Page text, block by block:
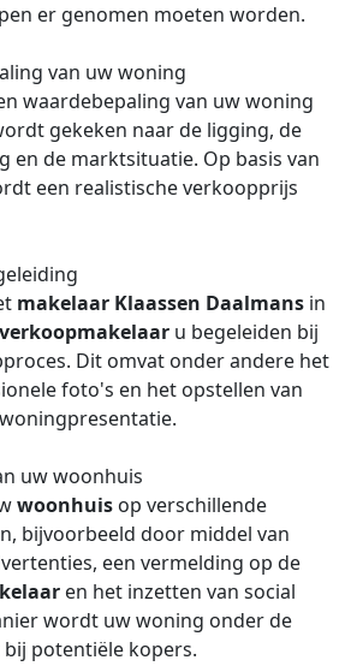
er genomen moeten worden.
van uw woning
waardebepaling van uw woning
gekeken naar de ligging, de
en de marktsituatie. Op basis van
een realistische verkoopprijs
makelaar Klaassen Daalmans in
verkoopmakelaar u begeleiden bij
Dit omvat onder andere het
foto's en het opstellen van
uw woonhuis
woonhuis op verschillende
bijvoorbeeld door middel van
een vermelding op de
en het inzetten van social
wordt uw woning onder de
potentiële kopers.